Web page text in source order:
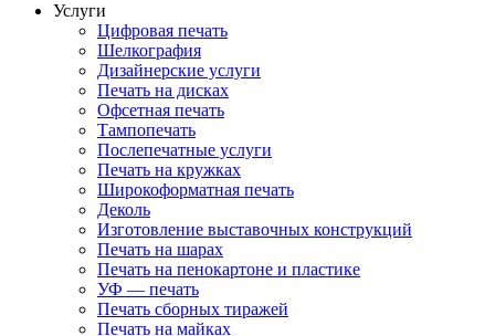
Услуги
Цифровая печать
Шелкография
Дизайнерские услуги
Печать на дисках
Офсетная печать
Тампопечать
Послепечатные услуги
Печать на кружках
Широкоформатная печать
Деколь
Изготовление выставочных конструкций
Печать на шарах
Печать на пенокартоне и пластике
УФ — печать
Печать сборных тиражей
Печать на майках